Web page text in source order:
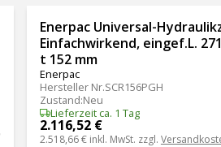
Enerpac Universal-
Einfachwirkend, eingef.L.
t 152 mm
Enerpac
Hersteller Nr.SCR156PGH
Zustand:Neu
Lieferzeit ca. 1 Tag
2.116,52 €
2.518,66 € inkl. MwSt. zzgl.